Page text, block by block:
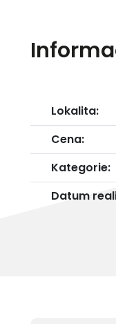
Lokalita:
Cena:
Kategorie:
Datum